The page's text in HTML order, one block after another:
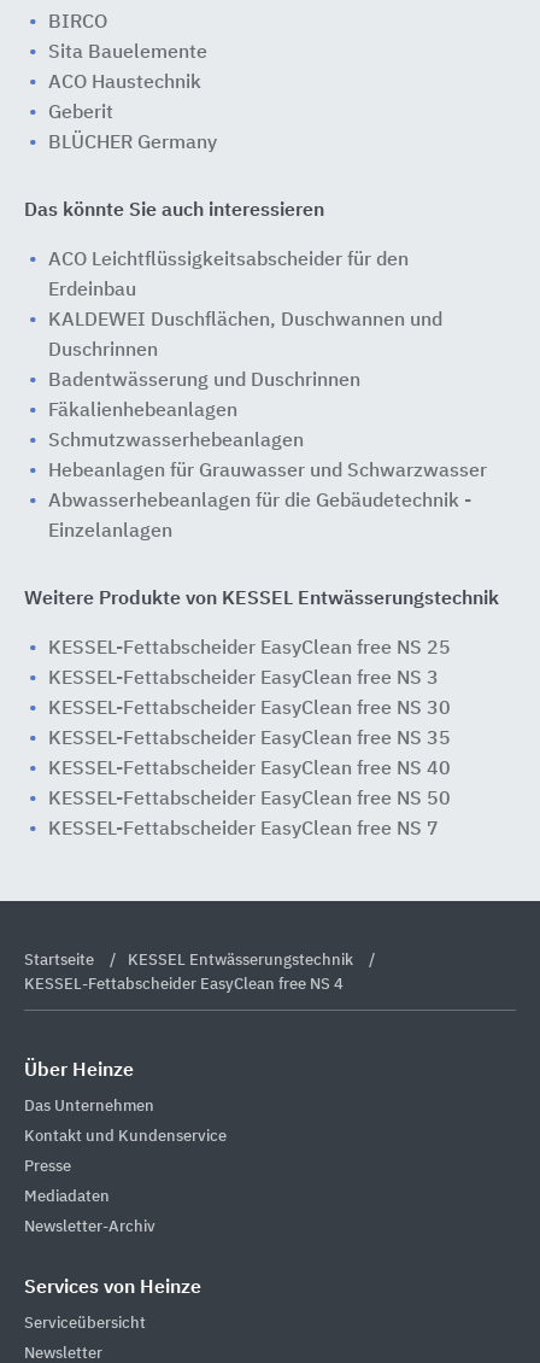
BIRCO
Sita Bauelemente
ACO Haustechnik
Geberit
BLÜCHER Germany
Das könnte Sie auch interessieren
ACO Leichtflüssigkeitsabscheider für den
Erdeinbau
KALDEWEI Duschflächen, Duschwannen und
Duschrinnen
Badentwässerung und Duschrinnen
Fäkalienhebeanlagen
Schmutzwasserhebeanlagen
Hebeanlagen für Grauwasser und Schwarzwasser
Abwasserhebeanlagen für die Gebäudetechnik -
Einzelanlagen
Weitere Produkte von KESSEL Entwässerungstechnik
KESSEL-Fettabscheider EasyClean free NS 25
KESSEL-Fettabscheider EasyClean free NS 3
KESSEL-Fettabscheider EasyClean free NS 30
KESSEL-Fettabscheider EasyClean free NS 35
KESSEL-Fettabscheider EasyClean free NS 40
KESSEL-Fettabscheider EasyClean free NS 50
KESSEL-Fettabscheider EasyClean free NS 7
Startseite
KESSEL Entwässerungstechnik
KESSEL-Fettabscheider EasyClean free NS 4
Über Heinze
Das Unternehmen
Kontakt und Kundenservice
Presse
Mediadaten
Newsletter-Archiv
Services von Heinze
Serviceübersicht
Newsletter